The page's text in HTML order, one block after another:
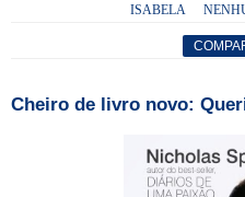
ISABELA
Cheiro de livro novo: